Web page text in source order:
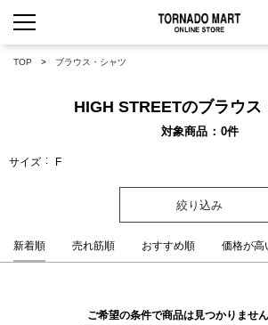
TOP ブラウス・シャツ
HIGH STREETのブラウス
対象商品 0件
サイズ F
絞り込み
新着順 売れ筋順 おすすめ順 価格が高
ご希望の条件で商品は見つかりません